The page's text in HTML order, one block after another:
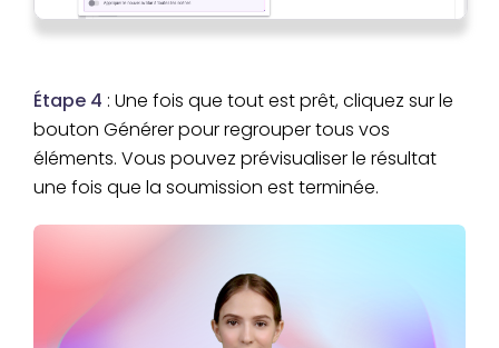
Étape 4 : Une fois que tout est prêt, cliquez sur le
bouton Générer pour regrouper tous vos
éléments. Vous pouvez prévisualiser le résultat
une fois que la soumission est terminée.